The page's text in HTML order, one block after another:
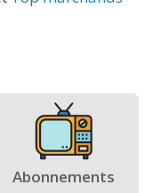
Abonnements